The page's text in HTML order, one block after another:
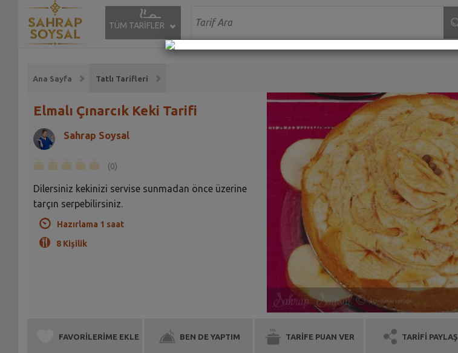
TÜM TARİFLER
Ana Sayfa Tatlı Tarifleri
Elmalı Çınarcık Keki Tarifi
Sahrap Soysal
(0)
Dilersiniz kekinizi servise sunmadan önce üzerine
tarçın serpebilirsiniz.
Hazırlama 1 saat
8 Kişilik
FAVORİLERİME EKLE BEN DE YAPTIM TARİFE PUAN VER TARİFİ PAYLAŞ